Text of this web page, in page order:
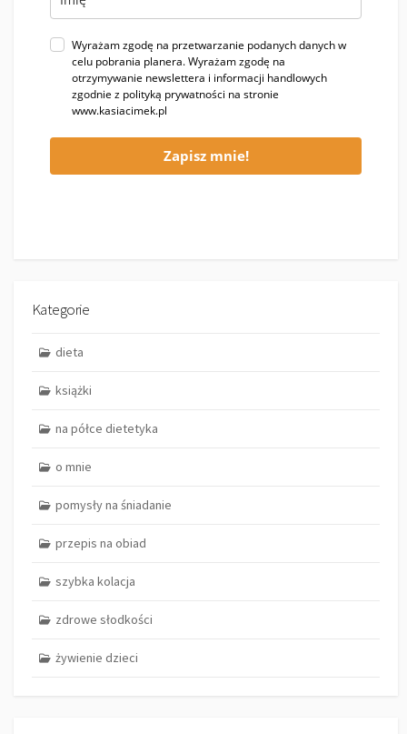
Wyrażam zgodę na przetwarzanie podanych danych w
celu pobrania planera. Wyrażam zgodę na
otrzymywanie newslettera i informacji handlowych
zgodnie z polityką prywatności na stronie
www.kasiacimek.pl
Zapisz mnie!
Kategorie
dieta
książki
na półce dietetyka
o mnie
pomysły na śniadanie
przepis na obiad
szybka kolacja
zdrowe słodkości
żywienie dzieci